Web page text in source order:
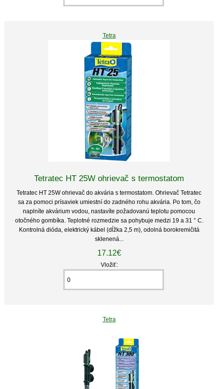
Tetra
Tetratec HT 25W ohrievač s termostatom
Tetratec HT 25W ohrievač do akvária s termostatom. Ohrievač Tetratec
sa za pomoci prísaviek umiestní do zadného rohu akvária. Po tom, čo
naplníte akvárium vodou, nastavíte požadovanú teplotu pomocou
otočného gombíka. Teplotné rozmedzie sa pohybuje medzi 19 a 31 ° C.
Kontrolná dióda, elektrický kábel (dĺžka 2,5 m), odolná borokremičitá
sklenená...
17.12€
Vložiť:
Tetra